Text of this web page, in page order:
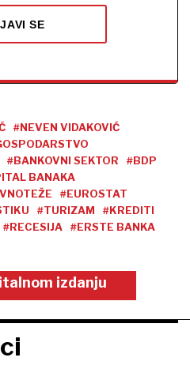
SE
#NEVEN VIDAKOVIĆ
#BANKOVNI SEKTOR
#BDP
BANAKA
#EUROSTAT
#TURIZAM
#KREDITI
#RECESIJA
#ERSTE BANKA
izdanju